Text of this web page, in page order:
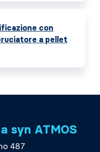
con
a pellet
syn ATMOS
487